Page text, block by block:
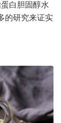
白胆固醇水
的研究来证实